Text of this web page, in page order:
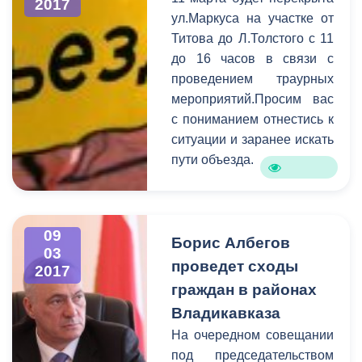
которыми пришли
горожане, к разговору
были приглашены
руководители структурных
подразделений АМС.
Самыми актуальными в
ходе приема стали
коммунальные и
жилищные проблемы,
начинающих
предпринимателей, а
также благоустройство
2017
ул.Маркуса на участке от
Титова до Л.Толстого с 11
до 16 часов в связи с
проведением траурных
мероприятий.Просим вас
с пониманием отнестись к
ситуации и заранее искать
пути объезда.
09
03
2017
Борис Албегов
проведет сходы
граждан в районах
Владикавказа
На очередном совещании
под председательством